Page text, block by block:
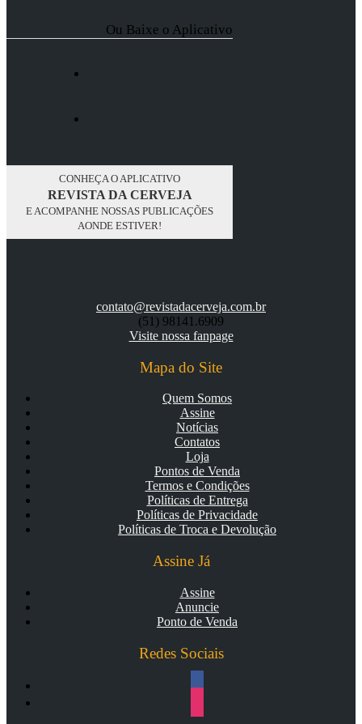
Ou Baixe o Aplicativo
CONHEÇA O APLICATIVO
REVISTA DA CERVEJA
E ACOMPANHE NOSSAS PUBLICAÇÕES
AONDE ESTIVER!
contato@revistadacerveja.com.br
(51) 98141.6909
Visite nossa fanpage
Mapa do Site
Quem Somos
Assine
Notícias
Contatos
Loja
Pontos de Venda
Termos e Condições
Políticas de Entrega
Políticas de Privacidade
Políticas de Troca e Devolução
Assine Já
Assine
Anuncie
Ponto de Venda
Redes Sociais